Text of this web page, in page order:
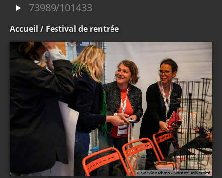
73989/101433
Accueil / Festival de rentrée